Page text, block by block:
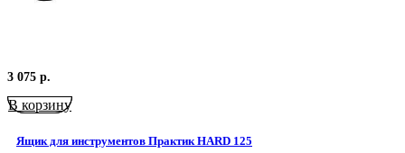
3 075 р.
В корзину
Ящик для инструментов Практик HARD 125